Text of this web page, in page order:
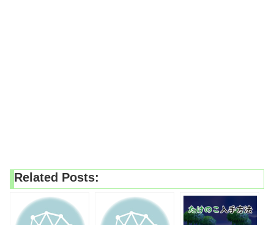
Related Posts: